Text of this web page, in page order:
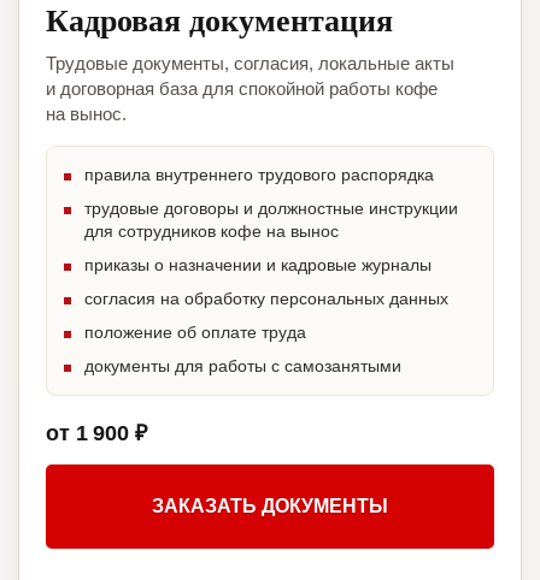
Кадровая документация
Трудовые документы, согласия, локальные акты
и договорная база для спокойной работы кофе
на вынос.
правила внутреннего трудового распорядка
трудовые договоры и должностные инструкции
для сотрудников кофе на вынос
приказы о назначении и кадровые журналы
согласия на обработку персональных данных
положение об оплате труда
документы для работы с самозанятыми
от 1 900 ₽
ЗАКАЗАТЬ ДОКУМЕНТЫ